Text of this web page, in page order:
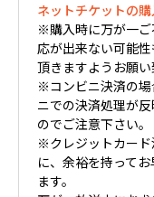
ネットチケットの
※購入時に万が一ご
応が出来ない可能
頂きますようお願い
※コンビニ決済の
ニでの決済処理が
のでご注意下さい。
※クレジットカー
に、余裕を持って
ます。